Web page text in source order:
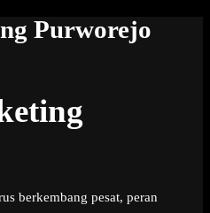
Purworejo
berkembang pesat, peran